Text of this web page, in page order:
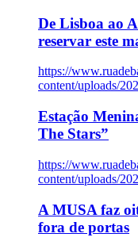
De Lisboa ao
reservar este
https://
content/uploads/
Estação
The Stars”
https://
content/uploads/
A MUSA faz
fora de portas